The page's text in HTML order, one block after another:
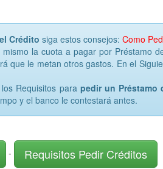
Crédito siga estos consejos: Como
mismo la cuota a pagar por Préstamo
que le metan otros gastos. En el
Requisitos para pedir un Préstamo
y el banco le contestará antes.
- Requisitos Pedir Créditos